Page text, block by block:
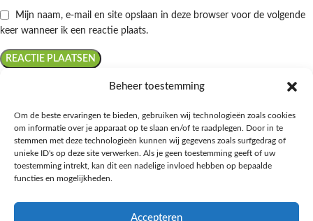
Beheer toestemming
Om de beste ervaringen te bieden, gebruiken wij technologieën zoals cookies
om informatie over je apparaat op te slaan en/of te raadplegen. Door in te
stemmen met deze technologieën kunnen wij gegevens zoals surfgedrag of
unieke ID's op deze site verwerken. Als je geen toestemming geeft of uw
toestemming intrekt, kan dit een nadelige invloed hebben op bepaalde
functies en mogelijkheden.
Accepteren
Mijn naam, e-mail en site opslaan in deze browser voor de volgende
keer wanneer ik een reactie plaats.
Ontdek de beste keto-vriendelijke keuzes van Albert Heijn, verrijk je
kennis met onze diepgaande blogs over het keto-dieet, en deel jouw
favoriete keto recepten in onze bruisende online gemeenschap!